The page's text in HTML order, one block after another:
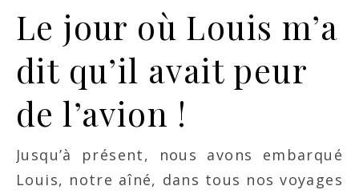
Le jour où Louis m’a
dit qu’il avait peur
de l’avion !
Jusqu’à présent, nous avons embarqué
Louis, notre aîné, dans tous nos voyages